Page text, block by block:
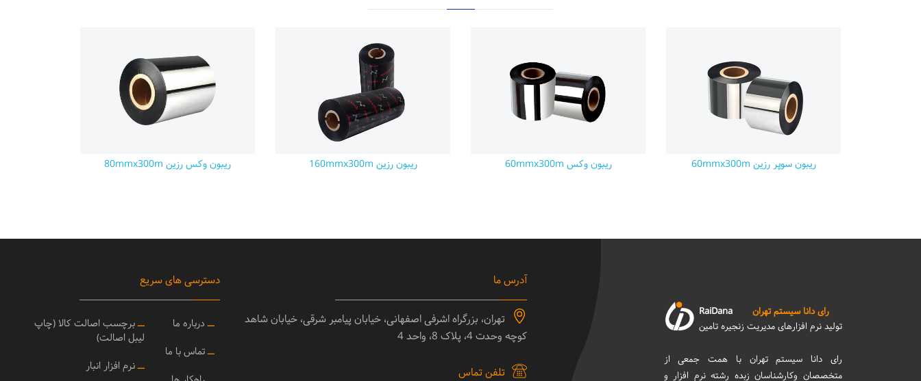
ریبون سوپر رزین 60mmx300m ریبون وکس 60mmx300m ریبون رزین 160mmx300m ریبون وکس رزین 80mmx300m
رای دانا سیستم تهران
RaiDana
تولید نرم افزارهای مدیریت زنجیره تامین
رای دانا سیستم تهران با همت جمعی از
متخصصان وکارشناسان زبده رشته نرم افزار و
آدرس ما
تهران، بزرگراه اشرفی اصفهانی، خیابان پیامبر شرقی، خیابان شاهد
کوچه وحدت 4، پلاک 8، واحد 4
تلفن تماس
دسترسی های سریع
ــ درباره ما
ــتماس با ما
ــبرچسب اصالت کالا (چاپ
لیبل اصالت)
ــنرم افزار انبار